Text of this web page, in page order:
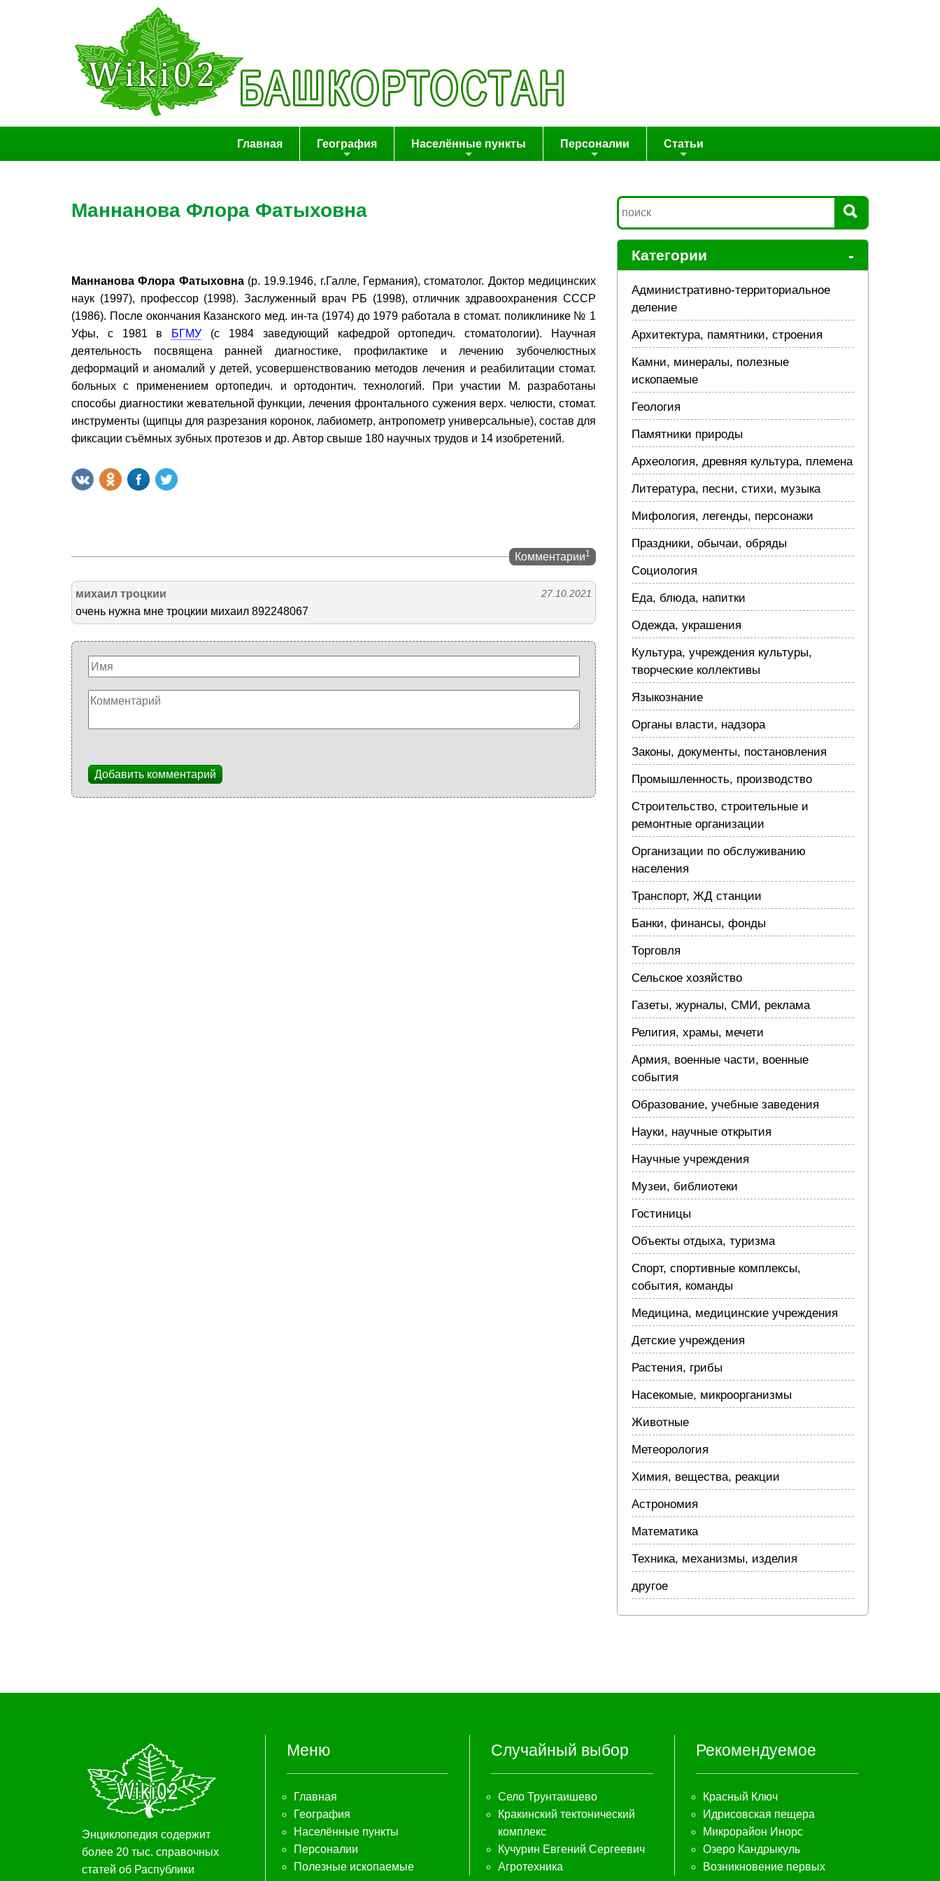
Главная География Населённые пункты Персоналии Статьи
Маннанова Флора Фатыховна
Маннанова Флора Фатыховна(р. 19.9.1946, г.Галле, Германия), стоматолог. Доктор медицинских
наук (1997), профессор (1998). Заслуженный врач РБ (1998), отличник здравоохранения СССР
(1986). После окончания Казанского мед. ин-та (1974) до 1979 работала в стомат. поликлинике № 1
Уфы, с 1981 в
БГМУ (с 1984 заведующий кафедрой ортопедич. стоматологии). Научная
деятельность посвящена ранней диагностике, профилактике и лечению зубочелюстных
деформаций и аномалий у детей, усовершенствованию методов лечения и реабилитации стомат.
больных с применением ортопедич. и ортодонтич. технологий. При участии М. разработаны
способы диагностики жевательной функции, лечения фронтального сужения верх. челюсти, стомат.
инструменты (щипцы для разрезания коронок, лабиометр, антропометр универсальные), состав для
фиксации съёмных зубных протезов и др. Автор свыше 180 научных трудов и 14 изобретений.
Комментарии1
михаил троцкии 27.10.2021
очень нужна мне троцкии михаил 892248067
Добавить комментарий
Категории -
Административно-территориальное
деление
Архитектура, памятники, строения
Камни, минералы, полезные
ископаемые
Геология
Памятники природы
Археология, древняя культура, племена
Литература, песни, стихи, музыка
Мифология, легенды, персонажи
Праздники, обычаи, обряды
Социология
Еда, блюда, напитки
Одежда, украшения
Культура, учреждения культуры,
творческие коллективы
Языкознание
Органы власти, надзора
Законы, документы, постановления
Промышленность, производство
Строительство, строительные и
ремонтные организации
Организации по обслуживанию
населения
Транспорт, ЖД станции
Банки, финансы, фонды
Торговля
Сельское хозяйство
Газеты, журналы, СМИ, реклама
Религия, храмы, мечети
Армия, военные части, военные
события
Образование, учебные заведения
Науки, научные открытия
Научные учреждения
Музеи, библиотеки
Гостиницы
Объекты отдыха, туризма
Спорт, спортивные комплексы,
события, команды
Медицина, медицинские учреждения
Детские учреждения
Растения, грибы
Насекомые, микроорганизмы
Животные
Метеорология
Химия, вещества, реакции
Астрономия
Математика
Техника, механизмы, изделия
другое
Энциклопедия содержит
более 20 тыс. справочных
статей об Распублики
Меню
Главная
География
Населённые пункты
Персоналии
Полезные ископаемые
Случайный выбор
Село Трунтаишево
Кракинский тектонический
комплекс
Кучурин Евгений Сергеевич
Агротехника
Рекомендуемое
Красный Ключ
Идрисовская пещера
Микрорайон Инорс
Озеро Кандрыкуль
Возникновение первых